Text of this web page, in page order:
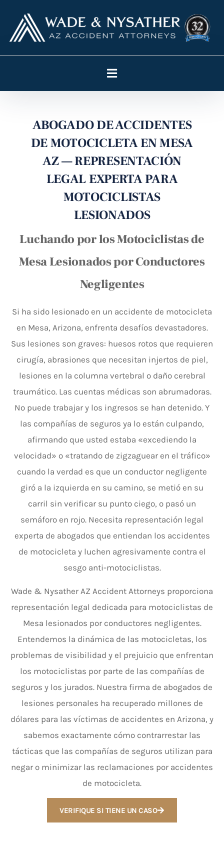
ABOGADO DE ACCIDENTES
DE MOTOCICLETA EN MESA
AZ — REPRESENTACIÓN
LEGAL EXPERTA PARA
MOTOCICLISTAS
LESIONADOS
Luchando por los Motociclistas de
Mesa Lesionados por Conductores
Negligentes
Si ha sido lesionado en un accidente de motocicleta
en Mesa, Arizona, enfrenta desafíos devastadores.
Sus lesiones son graves: huesos rotos que requieren
cirugía, abrasiones que necesitan injertos de piel,
lesiones en la columna vertebral o daño cerebral
traumático. Las cuentas médicas son abrumadoras.
No puede trabajar y los ingresos se han detenido. Y
las compañías de seguros ya lo están culpando,
afirmando que usted estaba «excediendo la
velocidad» o «tratando de zigzaguear en el tráfico»
cuando la verdad es que un conductor negligente
giró a la izquierda en su camino, se metió en su
carril sin verificar su punto ciego, o pasó un
semáforo en rojo. Necesita representación legal
experta de abogados que entiendan los accidentes
de motocicleta y luchen agresivamente contra el
sesgo anti-motociclistas.
Wade & Nysather AZ Accident Attorneys proporciona
representación legal dedicada para motociclistas de
Mesa lesionados por conductores negligentes.
Entendemos la dinámica de las motocicletas, los
problemas de visibilidad y el prejuicio que enfrentan
los motociclistas por parte de las compañías de
seguros y los jurados. Nuestra firma de abogados de
lesiones personales ha recuperado millones de
dólares para las víctimas de accidentes en Arizona, y
sabemos exactamente cómo contrarrestar las
tácticas que las compañías de seguros utilizan para
negar o minimizar las reclamaciones por accidentes
de motocicleta.
VERIFIQUE SI TIENE UN CASO